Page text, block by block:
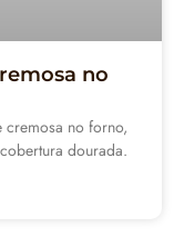
no
cremosa no forno,
dourada.